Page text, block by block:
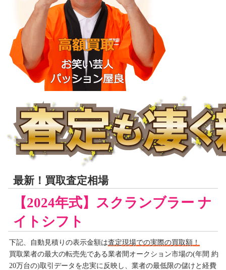
最新！買取査定相場
【2024年式】スクランブラー ナ
イトシフト
下記、自動見積りの表示金額は査定現場での実際の買取額！
買取業者の最大の転売先である業者間オークション市場の(年間 約
20万台の)取引データを忠実に反映し、業者の最低限の儲けと経費